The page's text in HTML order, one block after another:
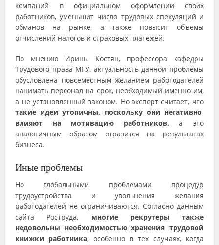
компаний в официальном оформлении своих
работников, уменьшит число трудовых спекуляций и
обманов на рынке, а также повысит объемы
отчислений налогов и страховых платежей.
По мнению Ирины Костян, профессора кафедры
Трудового права МГУ, актуальность данной проблемы
обусловлена повсеместным желанием работодателей
нанимать персонал на срок, необходимый именно им,
а не установленный законом. Но эксперт считает, что
такие идеи утопичны, поскольку они негативно
влияют на мотивацию работников, а это
аналогичным образом отразится на результатах
бизнеса.
Иные проблемы
Но глобальными проблемами процедур
трудоустройства и увольнения желания
работодателей не ограничиваются. Согласно данным
сайта Роструда, многие рекрутеры также
недовольны необходимостью хранения трудовой
книжки работника, особенно в тех случаях, когда